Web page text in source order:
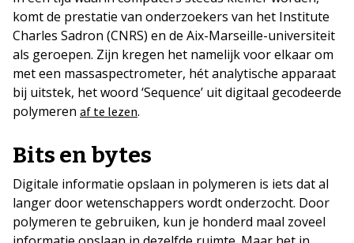
komt de prestatie van onderzoekers van het Institute
Charles Sadron (CNRS) en de Aix-Marseille-universiteit
als geroepen. Zijn kregen het namelijk voor elkaar om
met een massaspectrometer, hét analytische apparaat
bij uitstek, het woord ‘Sequence’ uit digitaal gecodeerde
polymeren af te lezen.
Bits en bytes
Digitale informatie opslaan in polymeren is iets dat al
langer door wetenschappers wordt onderzocht. Door
polymeren te gebruiken, kun je honderd maal zoveel